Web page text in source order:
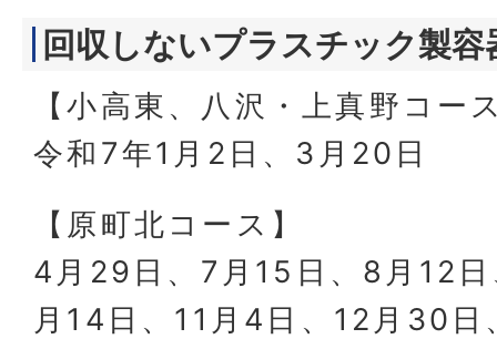
回収しないプラスチック製容
【小高東、八沢・上真野コー
令和7年1月2日、3月20日
【原町北コース】
4月29日、7月15日、8月12
月14日、11月4日、12月30